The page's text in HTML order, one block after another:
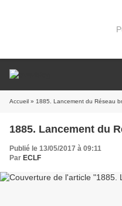
Accueil » 1885. Lancement du Réseau
1885. Lancement du
Publié le 13/05/2017 à 09:11
Par ECLF